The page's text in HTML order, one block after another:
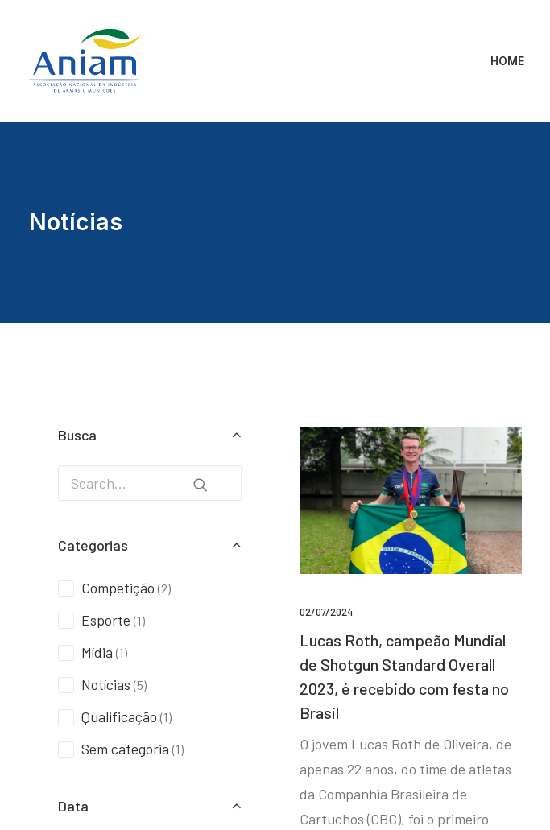
HOME
Notícias
Busca
Categorias
Competição (2)
Esporte (1)
Mídia (1)
Notícias (5)
Qualificação (1)
Sem categoria (1)
Data
02/07/2024
Lucas Roth, campeão Mundial
de Shotgun Standard Overall
2023, é recebido com festa no
Brasil
O jovem Lucas Roth de Oliveira, de
apenas 22 anos, do time de atletas
da Companhia Brasileira de
Cartuchos (CBC), foi o primeiro